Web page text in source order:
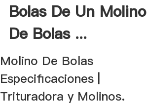
Bolas De Un Molino
De Bolas ...
Molino De Bolas
Especificaciones |
Trituradora y Molinos.